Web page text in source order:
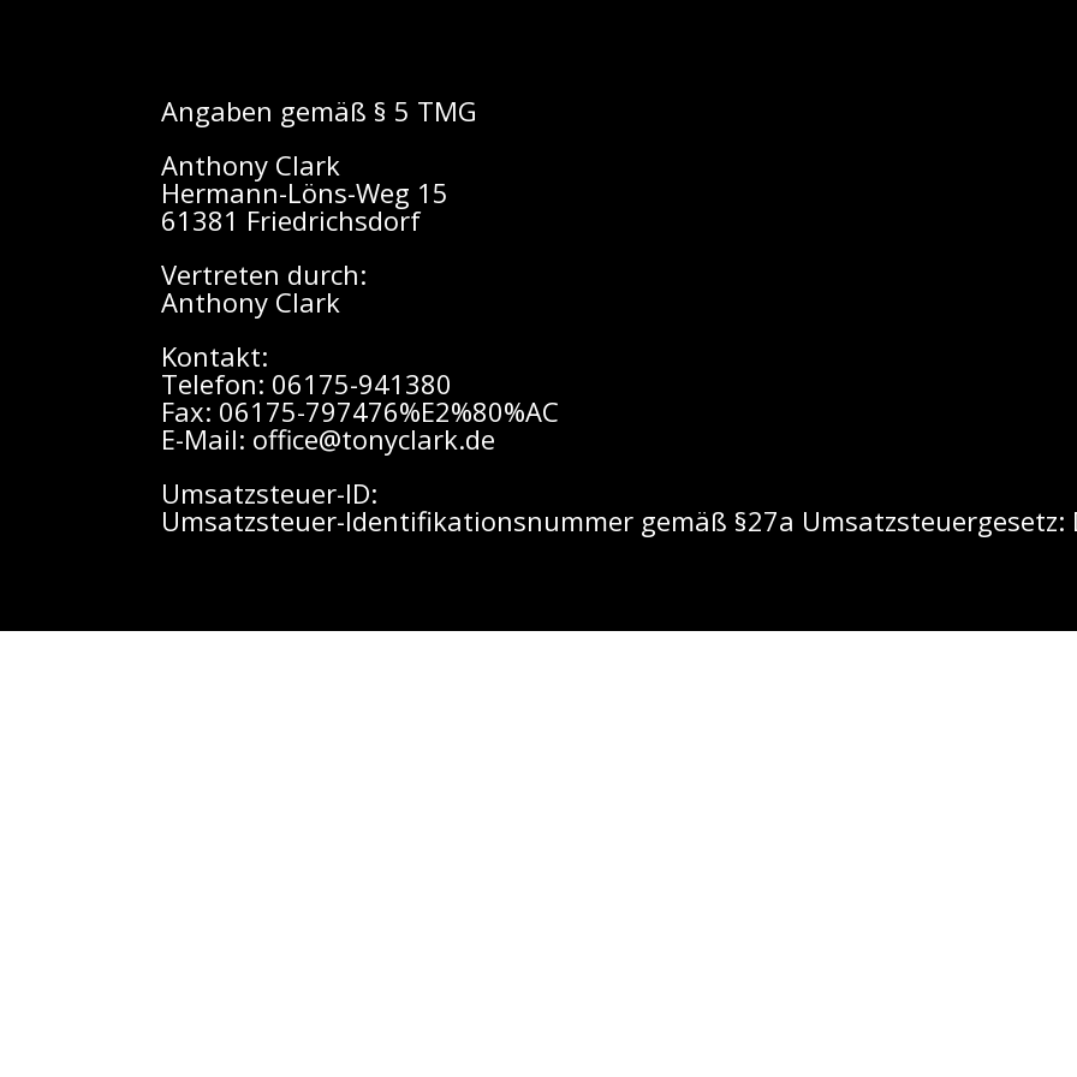
Angaben gemäß § 5 TMG
Anthony Clark
Hermann-Löns-Weg 15
61381 Friedrichsdorf
Vertreten durch:
Anthony Clark
Kontakt:
Telefon: 06175-941380
Fax: 06175-797476%E2%80%AC
E-Mail: office@tonyclark.de
Umsatzsteuer-ID:
Umsatzsteuer-Identifikationsnummer gemäß §27a Umsatzsteuergesetz: